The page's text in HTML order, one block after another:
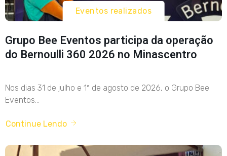
Eventos realizados
Grupo Bee Eventos participa da operação
do Bernoulli 360 2026 no Minascentro
Nos dias 31 de julho e 1º de agosto de 2026, o Grupo Bee
Eventos...
Continue Lendo